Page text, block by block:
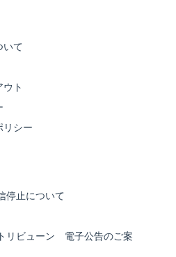
いて
ト
リシー
停止について
リビューン 電子公告のご案